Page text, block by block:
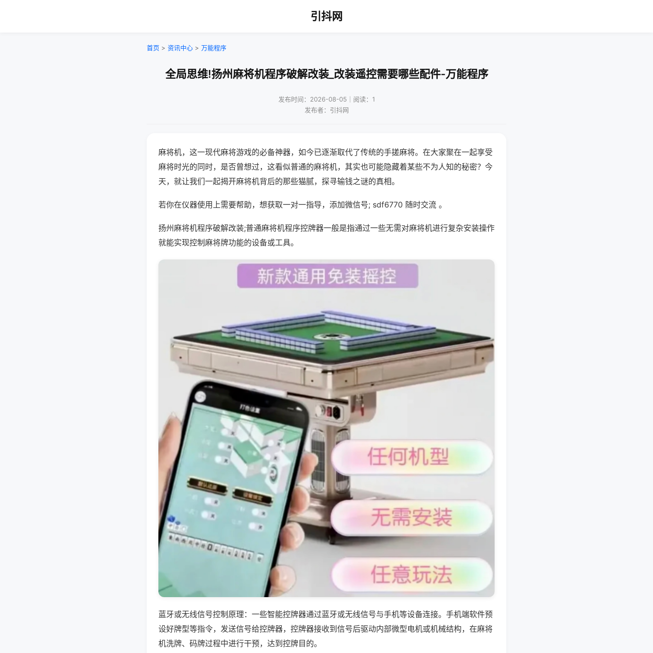
引抖网
首页 > 资讯中心 > 万能程序
全局思维!扬州麻将机程序破解改装_改装遥控需要哪些配件-万能程序
发布时间：2026-08-05｜阅读：1
发布者：引抖网
麻将机，这一现代麻将游戏的必备神器，如今已逐渐取代了传统的手搓麻将。在大家聚在一起享受
麻将时光的同时，是否曾想过，这看似普通的麻将机，其实也可能隐藏着某些不为人知的秘密？今
天，就让我们一起揭开麻将机背后的那些猫腻，探寻输钱之谜的真相。
若你在仪器使用上需要帮助，想获取一对一指导，添加微信号; sdf6770 随时交流 。
扬州麻将机程序破解改装;普通麻将机程序控牌器一般是指通过一些无需对麻将机进行复杂安装操作
就能实现控制麻将牌功能的设备或工具。
蓝牙或无线信号控制原理：一些智能控牌器通过蓝牙或无线信号与手机等设备连接。手机端软件预
设好牌型等指令，发送信号给控牌器，控牌器接收到信号后驱动内部微型电机或机械结构，在麻将
机洗牌、码牌过程中进行干预，达到控牌目的。